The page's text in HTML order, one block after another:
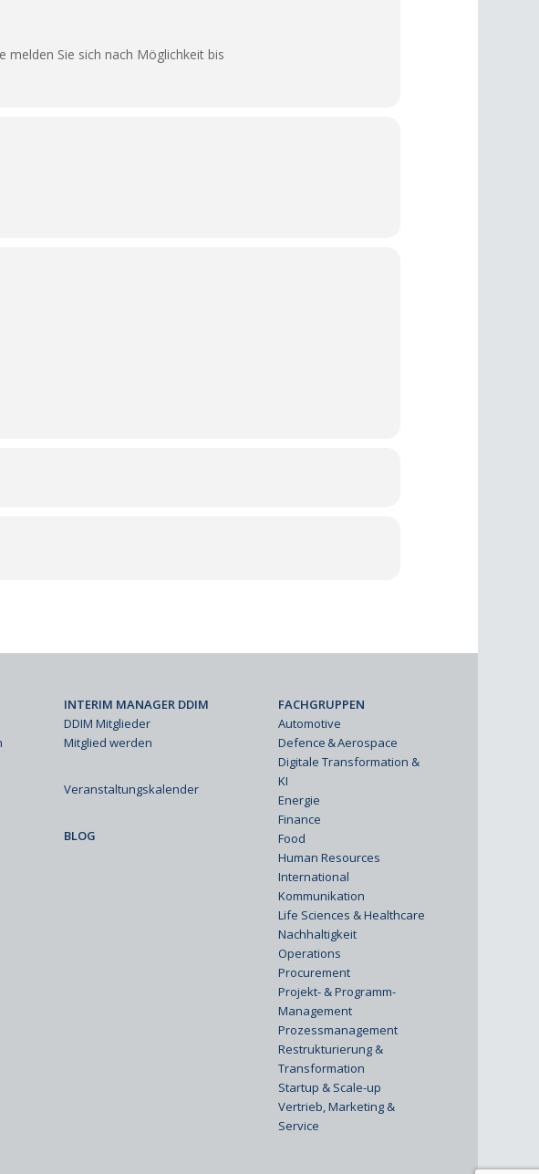
Sie sich nach Möglichkeit bis
INTERIM MANAGER DDIM
DDIM Mitglieder
Mitglied werden
Veranstaltungskalender
BLOG
FACHGRUPPEN
Automotive
Defence & Aerospace
Digitale Transformation &
KI
Energie
Finance
Food
Human Resources
International
Kommunikation
Life Sciences & Healthcare
Nachhaltigkeit
Operations
Procurement
Projekt- & Programm-
Management
Prozessmanagement
Restrukturierung &
Transformation
Startup & Scale-up
Vertrieb, Marketing &
Service